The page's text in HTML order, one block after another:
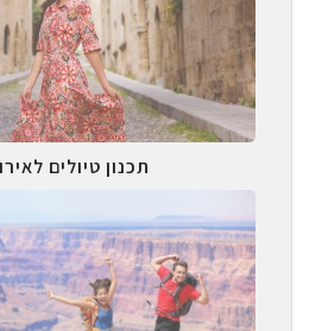
תכנון טיולים